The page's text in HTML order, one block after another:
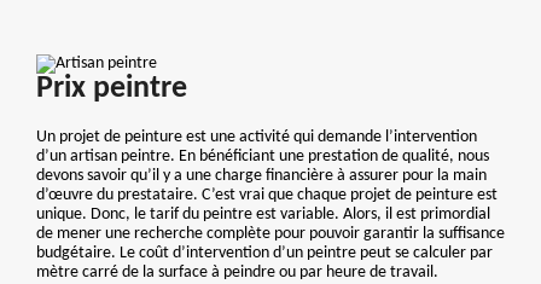
Prix peintre
Un projet de peinture est une activité qui demande l’intervention
d’un artisan peintre. En bénéficiant une prestation de qualité, nous
devons savoir qu’il y a une charge financière à assurer pour la main
d’œuvre du prestataire. C’est vrai que chaque projet de peinture est
unique. Donc, le tarif du peintre est variable. Alors, il est primordial
de mener une recherche complète pour pouvoir garantir la suffisance
budgétaire. Le coût d’intervention d’un peintre peut se calculer par
mètre carré de la surface à peindre ou par heure de travail.